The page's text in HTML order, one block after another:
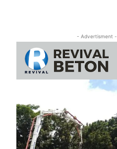
- Advertisment -